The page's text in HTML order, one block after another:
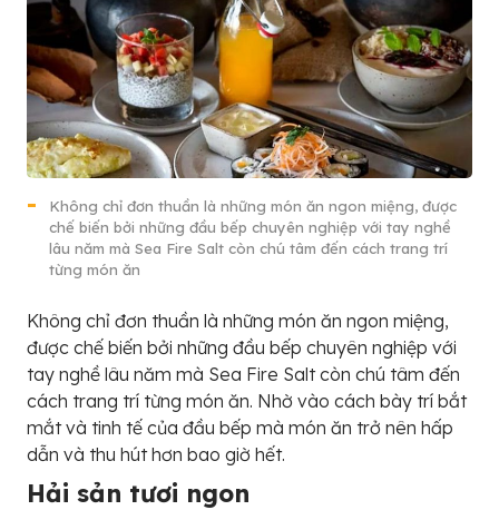
Không chỉ đơn thuần là những món ăn ngon miệng, được
chế biến bởi những đầu bếp chuyên nghiệp với tay nghề
lâu năm mà Sea Fire Salt còn chú tâm đến cách trang trí
từng món ăn
Không chỉ đơn thuần là những món ăn ngon miệng,
được chế biến bởi những đầu bếp chuyên nghiệp với
tay nghề lâu năm mà Sea Fire Salt còn chú tâm đến
cách trang trí từng món ăn. Nhờ vào cách bày trí bắt
mắt và tinh tế của đầu bếp mà món ăn trở nên hấp
dẫn và thu hút hơn bao giờ hết.
Hải sản tươi ngon